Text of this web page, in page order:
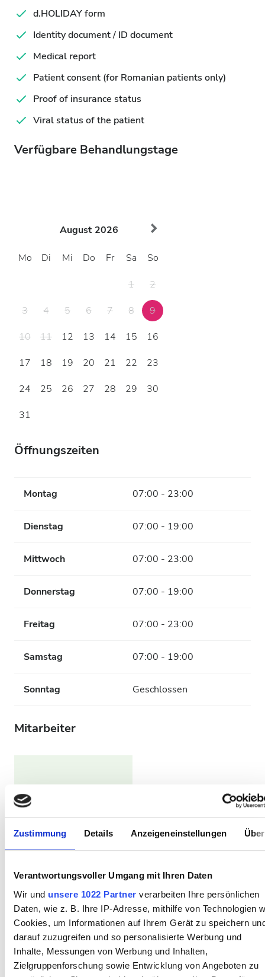
Zustimmung Details Anzeigeneinstellungen
Verantwortungsvoller Umgang mit Ihren Daten
Wir und unsere 1022 Partner verarbeiten Ihre persönlichen
Daten, wie z. B. Ihre IP-Adresse, mithilfe von Technologien
Cookies, um Informationen auf Ihrem Gerät zu speichern
darauf zuzugreifen und so personalisierte Werbung und
Inhalte, Messungen von Werbung und Inhalten,
Zielgruppenforschung sowie Entwicklung von Angeboten zu
d.HOLIDAY form
Identity document / ID document
Medical report
Patient consent (for Romanian patients only)
Proof of insurance status
Viral status of the patient
Verfügbare Behandlungstage
August 2026
Mo Di Mi Do Fr Sa So
1
2
3
4 5 6 7 8
9
10
11 12 13 14 15
16
17
18 19 20 21 22
23
24
25 26 27 28 29
30
31
Öffnungszeiten
Montag 07:00 - 23:00
Dienstag 07:00 - 19:00
Mittwoch 07:00 - 23:00
Donnerstag 07:00 - 19:00
Freitag 07:00 - 23:00
Samstag 07:00 - 19:00
Sonntag Geschlossen
Mitarbeiter
Chief Doctor
Dr. Peter Varga